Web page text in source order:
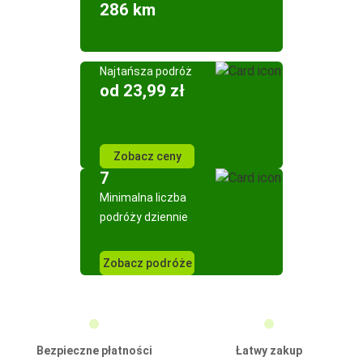
286 km
Najtańsza podróż
od 23,99 zł
Zobacz ceny
7
Minimalna liczba
podróży dziennie
Zobacz podróże
Bezpieczne płatności
Łatwy zakup